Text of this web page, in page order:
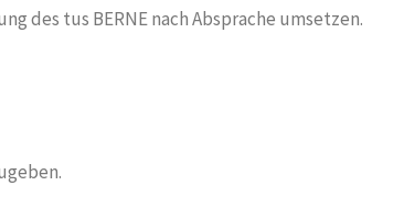
des tus BERNE nach Absprache umsetzen.